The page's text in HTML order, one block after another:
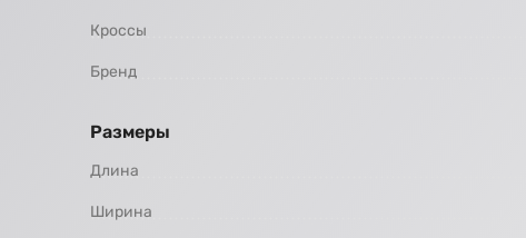
Кроссы
Бренд
Размеры
Длина
Ширина